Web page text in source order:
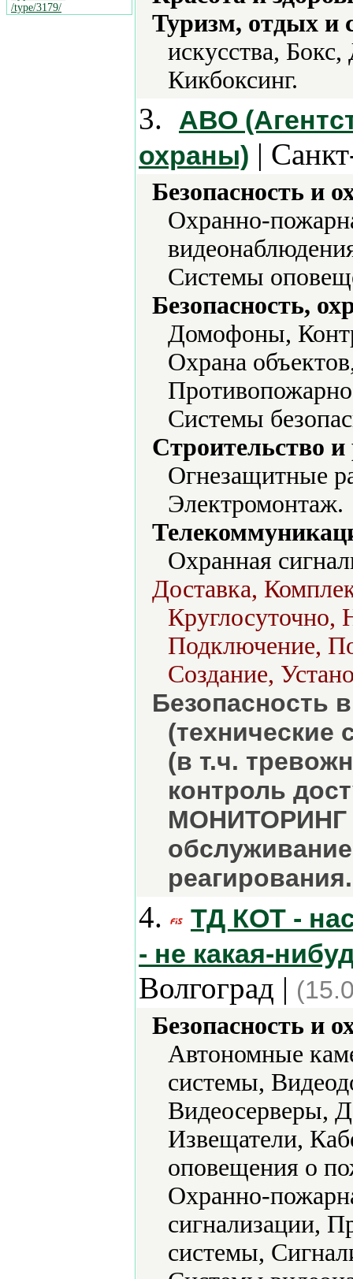
/type/3179/
Туризм, отдых и
искусства,
Кикбоксинг.
3.
АВО
охраны) |
Безопасность и
Охранно-
Системы
Безопасность,
Домофоны,
Охрана
Системы
Строительство
Огнезащитные
Электромонтаж.
Охранная
Доставка,
Круглосуточно,
Подключение,
Создание,
Безопасность
(технические
(в т.ч.
контроль
МОНИТОРИНГ
реагирования.
4.
ТД КОТ -
- не какая-
Волгоград |
Безопасность и
Автономные
системы,
Видеосерверы,
Извещатели,
оповещения о
Охранно-
сигнализации,
системы,